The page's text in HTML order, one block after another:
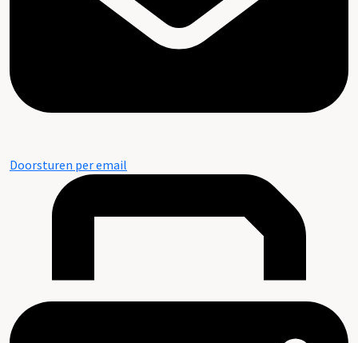
Doorsturen per email